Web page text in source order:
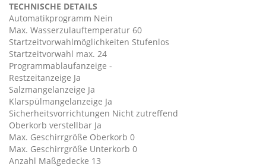
TECHNISCHE DETAILS
Automatikprogramm Nein
Max. Wasserzulauftemperatur 60
Startzeitvorwahlmöglichkeiten Stufenlos
Startzeitvorwahl max. 24
Programmablaufanzeige -
Restzeitanzeige Ja
Salzmangelanzeige Ja
Klarspülmangelanzeige Ja
Sicherheitsvorrichtungen Nicht zutreffend
Oberkorb verstellbar Ja
Max. Geschirrgröße Oberkorb 0
Max. Geschirrgröße Unterkorb 0
Anzahl Maßgedecke 13